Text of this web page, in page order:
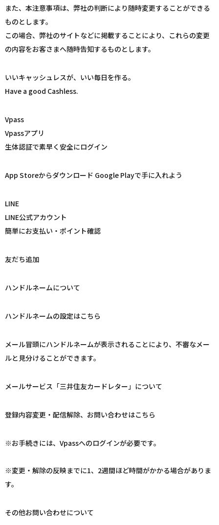
また、本注意事項は、弊社の判断により随時変更することができる
ものとします。
この場合、弊社のサイトなどに掲載することにより、これらの変更
の内容をお客さまへ随時告知するものとします。
いいキャッシュレスが、いい毎日を作る。
Have a good Cashless.
Vpass
Vpassアプリ
生体認証で素早く安全にログイン
App Storeからダウンロード Google Playで手に入れよう
LINE
LINE公式アカウント
簡単にお支払い・ポイント確認
友だち追加
ハンドルネームについて
ハンドルネームの設定はこちら
メール冒頭にハンドルネームが表示されることにより、不審なメー
ルと見分けることができます。
メールサービス「三井住友カードレター」について
登録内容変更・配信解除、お問い合わせはこちら
※お手続きには、Vpassへのログインが必要です。
※変更・解除の反映までに1、2週間ほど時間がかかる場合がありま
す。
その他お問い合わせについて